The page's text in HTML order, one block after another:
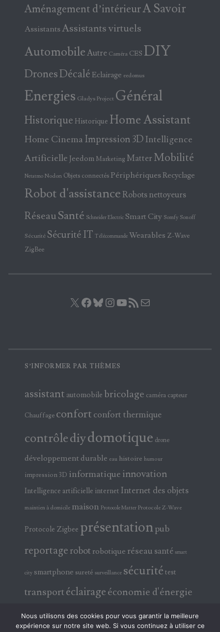
Aménagement d’intérieurA Savoir
AssistantsAssistants virtuels
AutomobileAutre Caméra CES DIY
DronesDécalé Eclairage eedomus
Energies Gladys Project Général
Historique Historique Home Assistant
Home Cinema Impression 3DIntelligence
Artificielle Jeedom Marketing Matter Mobilité
Netatmo Nodon Objets connectés PériphériquesRecyclage
Robot d'assistance Robots nettoyeurs
RéseauSanté Schneider Electric Smart City Somfy Sonoff
Sécurité Sécurité IT Télécommande Wearables Z-Wave
ZigBee
X Facebook
Bluesky
Instagram
YouTube
Flux RSS
S’INFORMER PAR THÈMES
assistant automobile bricolage caméra capteur
Chauffage confort confort thermique
contrôlediydomotique drone
développement durable eau histoire humour
impression 3D informatique innovation
Intelligence artificielle internet Internet des objets
maintien à domicile maison Protocole Matter Protocole Z-Wave
Protocole Zigbee présentationpub
reportage robot robotique réseau santé smart
city smartphone sureté surveillance sécurité test
transportéclairageéconomie d'énergie
électricité électronique
Nous utilisons des cookies pour vous garantir la meilleure
expérience sur notre site web. Si vous continuez à utiliser ce